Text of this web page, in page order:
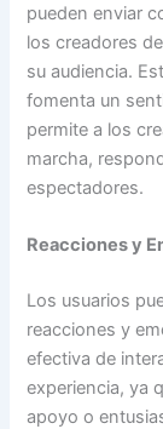
pueden enviar
los creadores
su audiencia.
fomenta un
permite a los
marcha,
espectadores.
Reacciones y
Los usuarios
reacciones y
efectiva de
experiencia, ya
apoyo o